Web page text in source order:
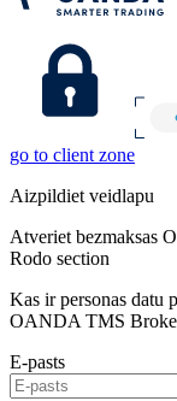
go to client zone
Aizpildiet veidlapu
Atveriet bezmaksas
Rodo section
Kas ir personas datu
OANDA TMS
E-pasts